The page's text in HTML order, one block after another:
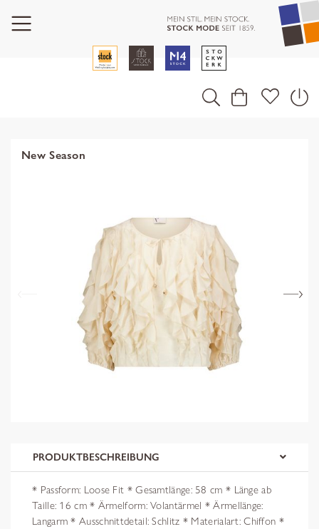
New Season
PRODUKTBESCHREIBUNG
* Passform: Loose Fit * Gesamtlänge: 58 cm * Länge ab
Taille: 16 cm * Ärmelform: Volantärmel * Ärmellänge:
Langarm * Ausschnittdetail: Schlitz * Materialart: Chiffon *